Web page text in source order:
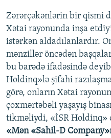
Zərərçəkənlərin bir qismi
Xətai rayonunda inşa
istərkən aldadılanlardır.
mənzillər öncədən
bu barədə ifadəsində
Holdinq»lə şifahi
görə, onların Xətai
çoxmərtəbəli yaşayış
tikməliydi, «İSR Holdinq»
«Mən «Sahil-D